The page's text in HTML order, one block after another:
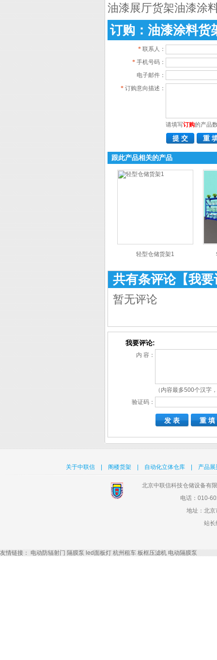
油漆展厅货架油漆涂
订购：油漆涂料货
* 联系人：
* 手机号码：
电子邮件：
* 订购意向描述：
请填写订购的产品
跟此产品相关的产品
轻型仓储货架1
共有条评论【我要
暂无评论
我要评论:
内 容：
（内容最多500个汉字
验证码：
关于中联信 阁楼货架 自动化立体仓库 产品展
北京中联信科技仓储设备有
电话：010-
地址：北
站长
友情链接： 电动防辐射门 隔膜泵 led面板灯 杭州租车 板框压滤机 电动隔膜泵